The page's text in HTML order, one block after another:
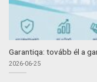
Garantiqa: tovább él a
2026-06-25